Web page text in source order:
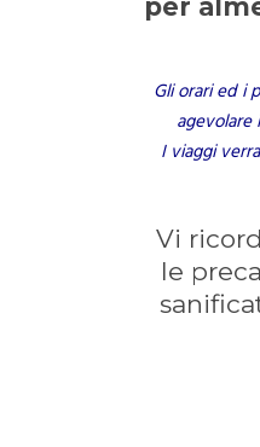
per
Gli orari ed i
I viaggi
Vi
le